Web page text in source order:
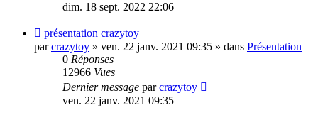
dim. 18 sept. 2022 22:06
Nouveau
message
présentation crazytoy
parcrazytoy » ven. 22 janv. 2021 09:35 » dans Présentation
0 Réponses
12966 Vues
Dernier message parcrazytoy
ven. 22 janv. 2021 09:35